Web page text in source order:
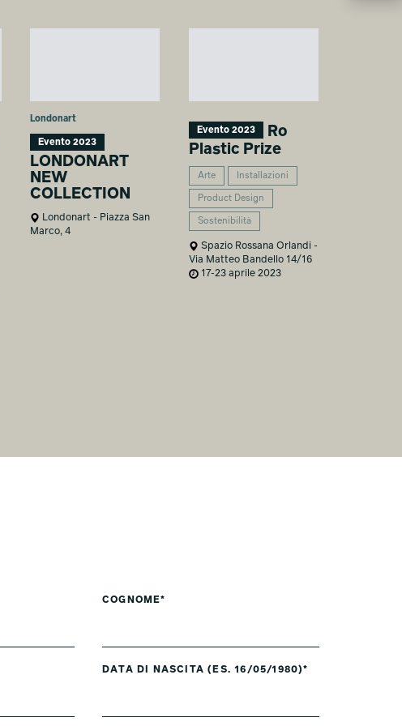
Londonart
Evento 2023
LONDONART
NEW
COLLECTION
Londonart - Piazza San
Marco, 4
Evento 2023
Ro
Plastic Prize
Arte Installazioni
Product Design
Sostenibilità
Spazio Rossana Orlandi -
Via Matteo Bandello 14/16
17-23 aprile 2023
COGNOME*
DATA DI NASCITA (ES. 16/05/1980)*